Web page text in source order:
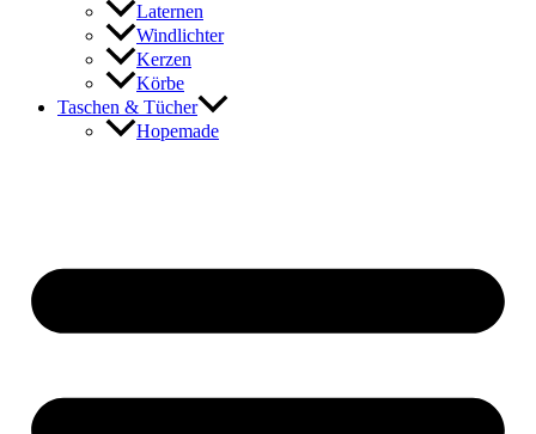
Laternen
Windlichter
Kerzen
Körbe
Taschen & Tücher
Hopemade